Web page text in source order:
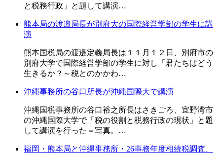
と税務行政」と題して講演…
熊本局の渡邉局長が別府大の国際経営学部の学生に講
演
熊本国税局の渡邉定義局長は１１月１２日、別府市の
別府大学で国際経営学部の学生に対し「君たちはどう
生きるか？～税とのかかわ…
沖縄事務所の谷口所長が沖縄国際大で講演
沖縄国税事務所の谷口裕之所長はさきごろ、宜野湾市
の沖縄国際大学で「税の役割と税務行政の現状」と題
して講演を行った＝写真。…
福岡・熊本局と沖縄事務所・26事務年度相続税調査、